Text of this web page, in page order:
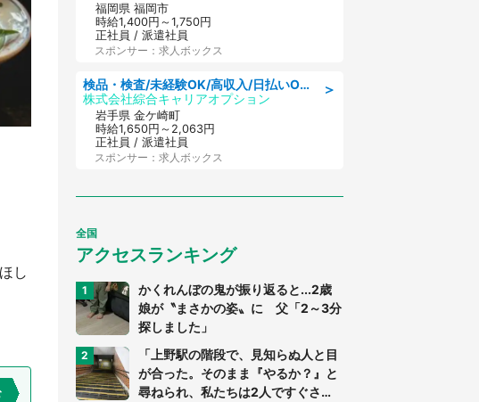
し
福岡県 福岡市
時給1,400円～1,750円
正社員 / 派遣社員
スポンサー：求人ボックス
＞
検品・検査/未経験OK/高収入/日払いOK/交替制/20・30・40代活躍中
株式会社綜合キャリアオプション
岩手県 金ケ崎町
時給1,650円～2,063円
正社員 / 派遣社員
スポンサー：求人ボックス
全国
アクセスランキング
かくれんぼの鬼が振り返ると...2歳
娘が〝まさかの姿〟に 父「2～3分
探しました」
「上野駅の階段で、見知らぬ人と目
が合った。そのまま『やるか？』と
尋ねられ、私たちは2人ですぐさ